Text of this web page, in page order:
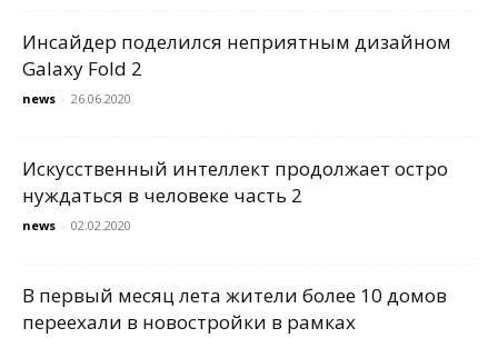
Инсайдер поделился неприятным дизайном
Galaxy Fold 2
news - 26.06.2020
Искусственный интеллект продолжает остро
нуждаться в человеке часть 2
news - 02.02.2020
В первый месяц лета жители более 10 домов
переехали в новостройки в рамках